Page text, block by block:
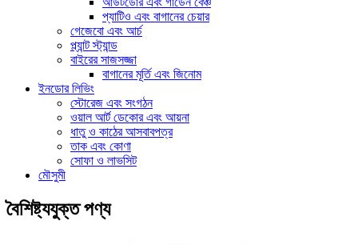
প্যাটিও এবং বাগানের চেয়ার
গেজেবো এবং আর্চ
প্ল্যান্ট স্ট্যান্ড
বাইরের সাজসজ্জা
বাগানের মূর্তি এবং জিনোম
ইনডোর লিভিং
স্টোরেজ এবং সংগঠন
ওয়াল আর্ট ডেকোর এবং আয়না
ধাতু ও কাঠের আসবাবপত্র
তাক এবং কোণা
সোফা ও লাভসিট
মৌসুমী
বৈশিষ্ট্যযুক্ত পণ্য